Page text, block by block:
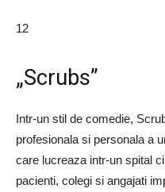
12
„Scrubs”
Intr-un stil de comedie,
profesionala si personala a
care lucreaza intr-un spital
pacienti, colegi si angajati